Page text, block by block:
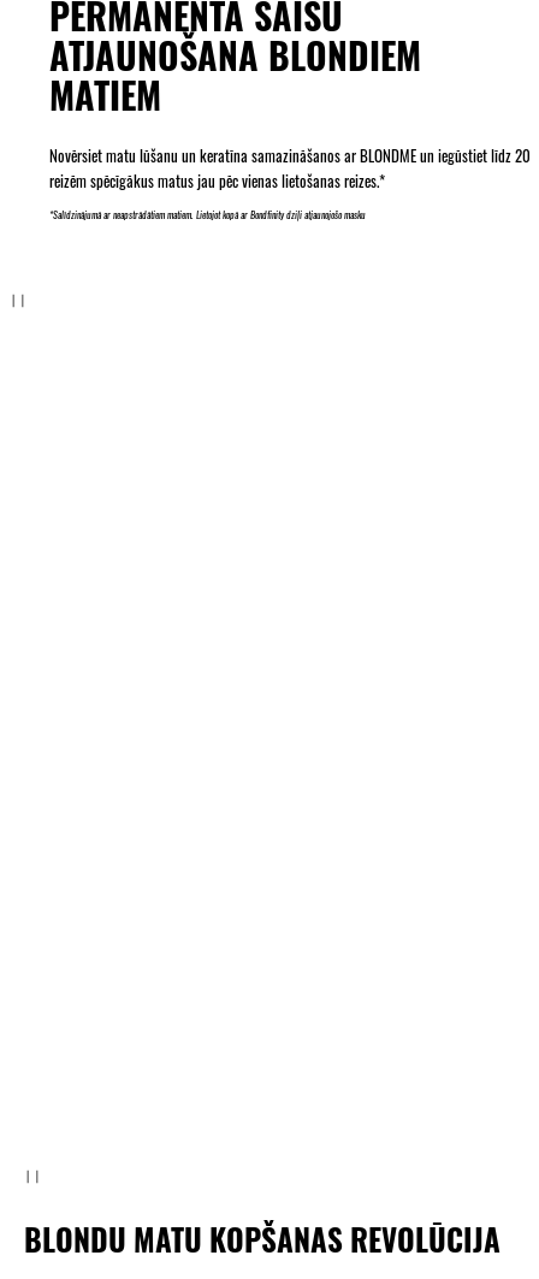
PERMANENTA SAIŠU
ATJAUNOŠANA BLONDIEM
MATIEM
Novērsiet matu lūšanu un keratīna samazināšanos ar BLONDME un iegūstiet līdz 20
reizēm spēcīgākus matus jau pēc vienas lietošanas reizes.*
*Salīdzinājumā ar neapstrādātiem matiem. Lietojot kopā ar Bondfinity dziļi atjaunojošo masku
BLONDU MATU KOPŠANAS REVOLŪCIJA